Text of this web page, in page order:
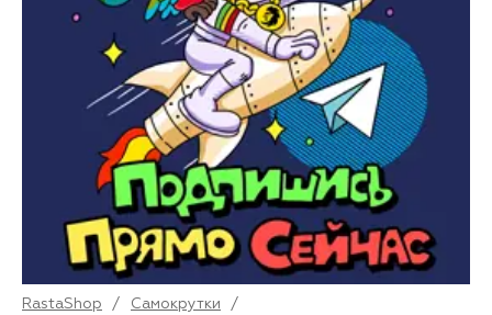
RastaShop / Самокрутки
/